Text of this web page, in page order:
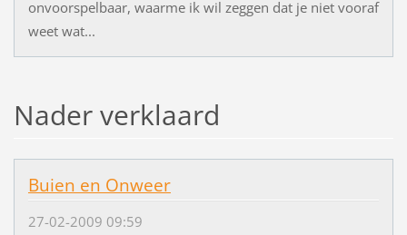
onvoorspelbaar, waarme ik wil zeggen dat je niet vooraf
weet wat...
Nader verklaard
Buien en Onweer
27-02-2009 09:59